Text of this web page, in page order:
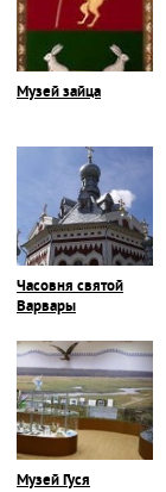
Музей зайца
Часовня святой
Варвары
Музей Гуся